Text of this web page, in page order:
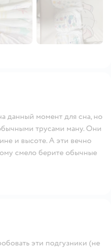
данный момент для сна, но
трусами ману. Они
и высоте. А эти вечно
смело берите обычные
эти подгузники (не